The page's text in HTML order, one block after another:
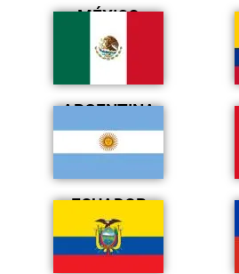
MÉXICO
ARGENTINA
ECUADOR